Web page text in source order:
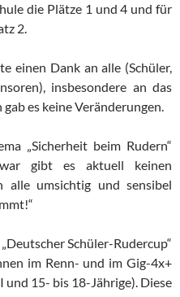
die Plätze 1 und 4 und für
2.
einen Dank an alle (Schüler,
insbesondere an das
es keine Veränderungen.
„Sicherheit beim Rudern“
gibt es aktuell keinen
alle umsichtig und sensibel
Schüler-Rudercup“
im Renn- und im Gig-4x+
15- bis 18-Jährige). Diese